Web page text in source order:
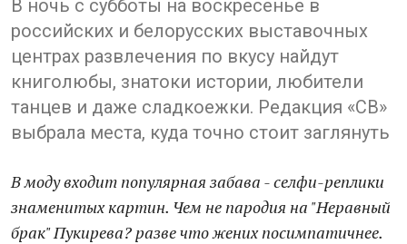
В ночь с субботы на воскресенье в
российских и белорусских выставочных
центрах развлечения по вкусу найдут
книголюбы, знатоки истории, любители
танцев и даже сладкоежки. Редакция «СВ»
выбрала места, куда точно стоит заглянуть
В моду входит популярная забава - селфи-реплики
знаменитых картин. Чем не пародия на "Неравный
брак" Пукирева? разве что жених посимпатичнее.